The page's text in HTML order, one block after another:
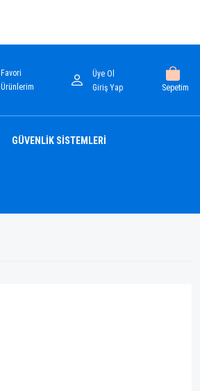
Favori
Ürünlerim
Giriş Yap
Üye Ol
Sepetim
GÜVENLİK SİSTEMLERİ